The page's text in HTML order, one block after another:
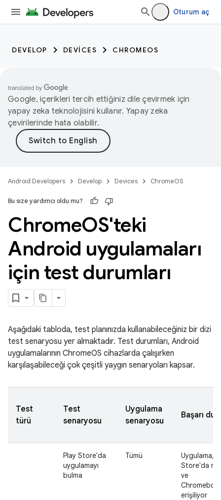
Oturum aç
DEVELOP DEVICES CHROMEOS
Google, içerikleri tercih ettiğiniz dile çevirmek için
yapay zeka teknolojisini kullanır. Yapay zeka
çevirilerinde hata olabilir.
Android Developers Develop Devices ChromeOS
Bu size yardımcı oldu mu?
ChromeOS'teki
Android uygulamaları
için test durumları
Aşağıdaki tabloda, test planınızda kullanabileceğiniz bir dizi
test senaryosu yer almaktadır. Test durumları, Android
uygulamalarının ChromeOS cihazlarda çalışırken
karşılaşabileceği çok çeşitli yaygın senaryoları kapsar.
Test
türü
Test
senaryosu
Uygulama
senaryosu
Başarı
Play Store'da
uygulamayı
bulma
Tümü
Uygulama,
Store'da
ve
erişiliyor